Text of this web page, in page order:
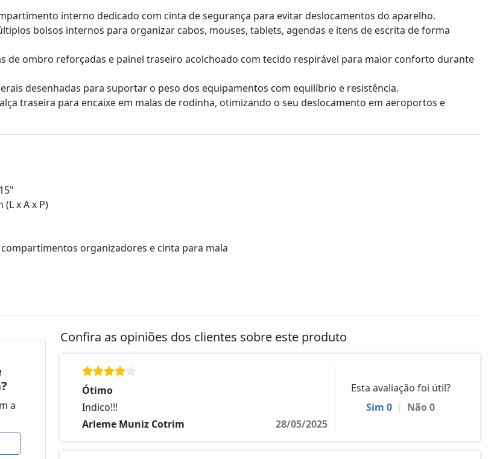
interno dedicado com cinta de segurança para evitar deslocamentos do aparelho.
bolsos internos para organizar cabos, mouses, tablets, agendas e itens de escrita de forma
de ombro reforçadas e painel traseiro acolchoado com tecido respirável para maior conforto durante
desenhadas para suportar o peso dos equipamentos com equilíbrio e resistência.
traseira para encaixe em malas de rodinha, otimizando o seu deslocamento em aeroportos e
x A x P)
organizadores e cinta para mala
a
Confira as opiniões dos clientes sobre este produto
Ótimo
Indico!!!
Arleme Muniz Cotrim
28/05/2025
Esta avaliação foi útil?
Sim 0 | Não0